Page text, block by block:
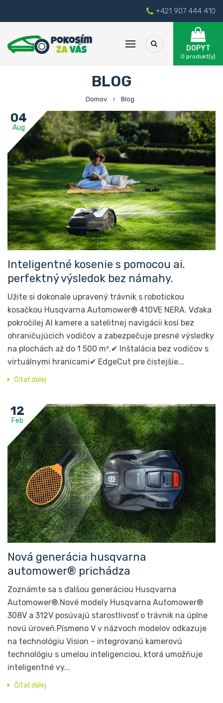
+421 907 444 410
DOPYT
0 produkt(y)
BLOG
Domov Blog
04
Aug
Inteligentné kosenie s pomocou ai.
perfektný výsledok bez námahy.
Užite si dokonale upravený trávnik s robotickou
kosačkou Husqvarna Automower® 410VE NERA. Vďaka
pokročilej AI kamere a satelitnej navigácii kosí bez
ohraničujúcich vodičov a zabezpečuje presné výsledky
na plochách až do 1 500 m².✔ Inštalácia bez vodičov s
virtuálnymi hranicami✔ EdgeCut pre čistejšie...
Čítať ďalej
12
Feb
Nová generácia husqvarna
automower® prichádza
Zoznámte sa s ďalšou generáciou Husqvarna
Automower®.Nové modely Husqvarna Automower®
308V a 312V posúvajú starostlivosť o trávnik na úplne
novú úroveň.Písmeno V v názvoch modelov odkazuje
na technológiu Vision – integrovanú kamerovú
technológiu s umelou inteligenciou, ktorá umožňuje
inteligentné vy...
Čítať ďalej